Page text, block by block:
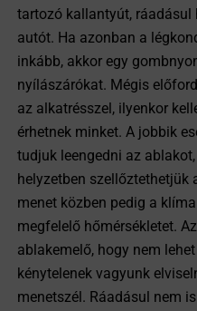
tartozó kallantyút,
autót. Ha azonban a
inkább, akkor egy
nyílászárókat. Mégis
az alkatrésszel, ilyenkor
érhetnek minket. A jobbik
tudjuk leengedni az
helyzetben
menet közben pedig a
megfelelő hőmérsékletet.
ablakemelő, hogy nem
kénytelenek vagyunk
menetszél. Ráadásul nem